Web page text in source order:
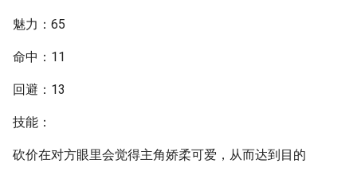
魅力：65
命中：11
回避：13
技能：
砍价在对方眼里会觉得主角娇柔可爱，从而达到目的